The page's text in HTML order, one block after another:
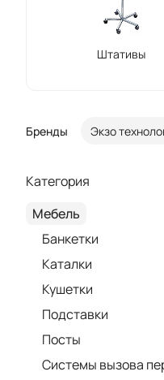
Штативы
Бренды Экзо
Категория
Мебель
Банкетки
Каталки
Кушетки
Подставки
Посты
Системы вызова